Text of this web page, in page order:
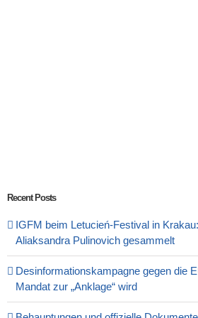
Recent Posts
IGFM beim Letucień-Festival in
Aliaksandra Pulinovich gesammelt
Desinformationskampagne gegen die
Mandat zur „Anklage“ wird